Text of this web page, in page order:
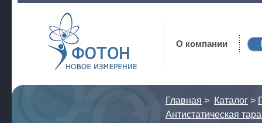
Фотон
О компании
Главная > Каталог >
Антистатическая